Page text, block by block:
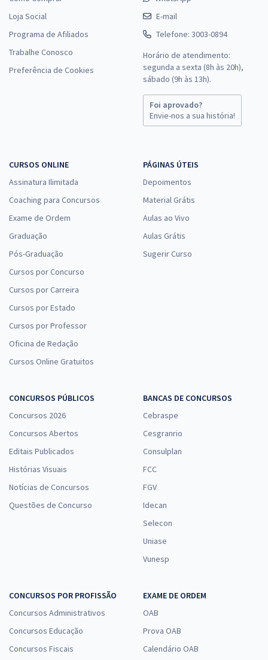
Loja Social
Programa de Afiliados
Trabalhe Conosco
Preferência de Cookies
E-mail
Telefone: 3003-0894
Horário de atendimento:
segunda a sexta (8h às 20h),
sábado (9h às 13h).
Foi aprovado?
Envie-nos a sua história!
CURSOS ONLINE
Assinatura Ilimitada
Coaching para Concursos
Exame de Ordem
Graduação
Pós-Graduação
Cursos por Concurso
Cursos por Carreira
Cursos por Estado
Cursos por Professor
Oficina de Redação
Cursos Online Gratuitos
PÁGINAS ÚTEIS
Depoimentos
Material Grátis
Aulas ao Vivo
Aulas Grátis
Sugerir Curso
CONCURSOS PÚBLICOS
Concursos 2026
Concursos Abertos
Editais Publicados
Histórias Visuais
Notícias de Concursos
Questões de Concurso
BANCAS DE CONCURSOS
Cebraspe
Cesgranrio
Consulplan
FCC
FGV
Idecan
Selecon
Uniase
Vunesp
CONCURSOS POR PROFISSÃO
Concursos Administrativos
Concursos Educação
Concursos Fiscais
EXAME DE ORDEM
OAB
Prova OAB
Calendário OAB